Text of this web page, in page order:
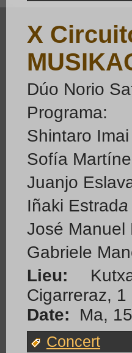
X
Dúo Norio
Programa:
Shintaro
Sofía
Juanjo
Iñaki Estrad
José
Gabriele
Lieu:
Cigarreraz,
Date:
Ma,
Concert